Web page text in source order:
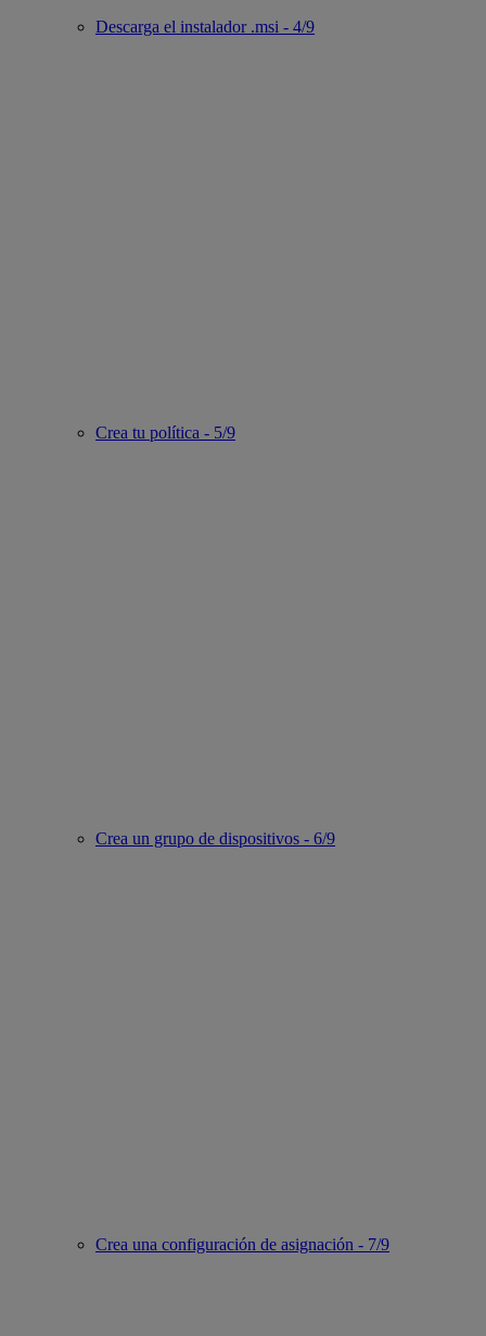
Descarga el instalador .msi - 4/9
Crea tu política - 5/9
Crea un grupo de dispositivos - 6/9
Crea una configuración de asignación - 7/9